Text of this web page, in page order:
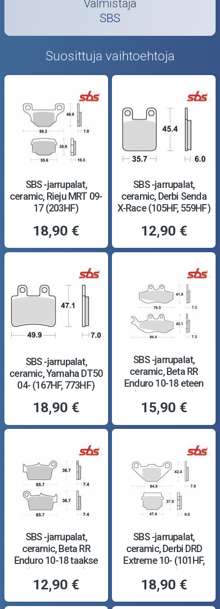
Valmistaja
SBS
Suosittuja vaihtoehtoja
SBS -jarrupalat,
ceramic, Rieju MRT 09-
17 (203HF)
18,90 €
SBS -jarrupalat,
ceramic, Derbi Senda
X-Race (105HF, 559HF)
12,90 €
SBS -jarrupalat,
ceramic, Yamaha DT50
04- (167HF, 773HF)
18,90 €
SBS -jarrupalat,
ceramic, Beta RR
Enduro 10-18 eteen
15,90 €
SBS -jarrupalat,
ceramic, Beta RR
Enduro 10-18 taakse
(199HF, 861LF)
12,90 €
SBS -jarrupalat,
ceramic, Derbi DRD
Extreme 10- (101HF,
544HF)
18,90 €